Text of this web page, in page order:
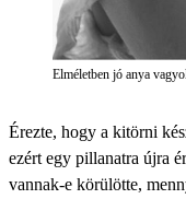
Elméletben jó anya
Érezte, hogy a kitörni
ezért egy pillanatra újra
vannak-e körülötte,